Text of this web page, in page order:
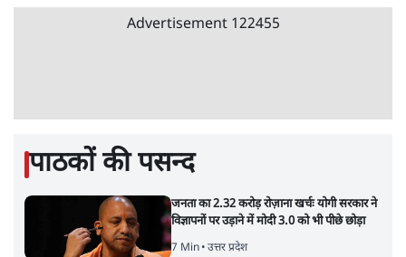
Advertisement 122455
पाठकों की पसन्द
जनता का 2.32 करोड़ रोज़ाना खर्चः योगी सरकार ने
विज्ञापनों पर उड़ाने में मोदी 3.0 को भी पीछे छोड़ा
7 Min• उत्तर प्रदेश